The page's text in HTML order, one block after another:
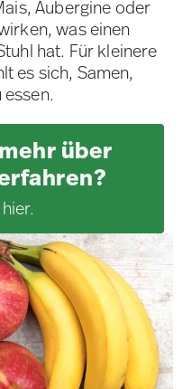
Aubergine oder
was einen
hat. Für kleinere
es sich, Samen,
über